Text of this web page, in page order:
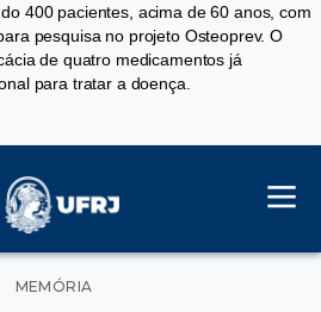
400 pacientes, acima de 60 anos, com
pesquisa no projeto Osteoprev. O
de quatro medicamentos já
para tratar a doença.
Categorias
MEMÓRIA